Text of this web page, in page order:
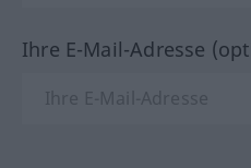
Ihre E-Mail-Adresse